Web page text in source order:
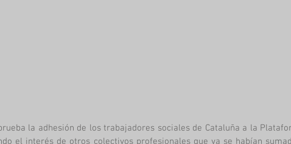
la adhesión de los trabajadores sociales de Cataluña a la
el interés de otros colectivos profesionales que ya se habían